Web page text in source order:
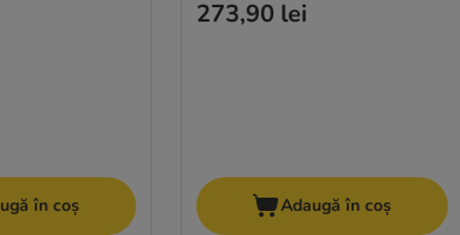
în coș
273,90 lei
Adaugă în coș